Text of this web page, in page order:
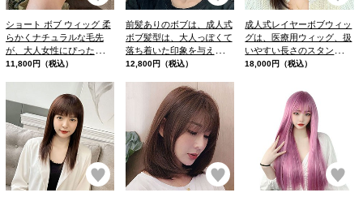
ショート ボブ ウィッグ 柔
らかくナチュラルな毛先
が、大人女性にぴったりで
す。
11,800円（税込）
前髪ありのボブは、成人式
ボブ髪型は、大人っぽくて
落ち着いた印象を与えま
す。
12,800円（税込）
成人式レイヤーボブウィッ
グは、医療用ウィッグ、扱
いやすい長さのスタンダー
ドミディアム ロング
18,000円（税込）
お気に入り お気に入り